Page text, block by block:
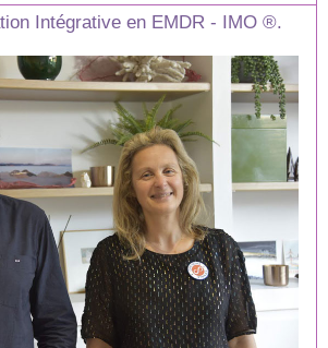
Intégrative en EMDR - IMO ®.